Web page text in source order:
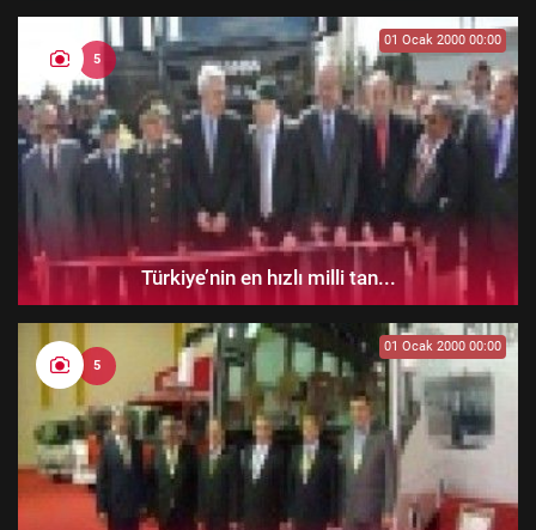
5
01 Ocak 2000 00:00
Türkiye’nin en hızlı milli tan...
5
01 Ocak 2000 00:00